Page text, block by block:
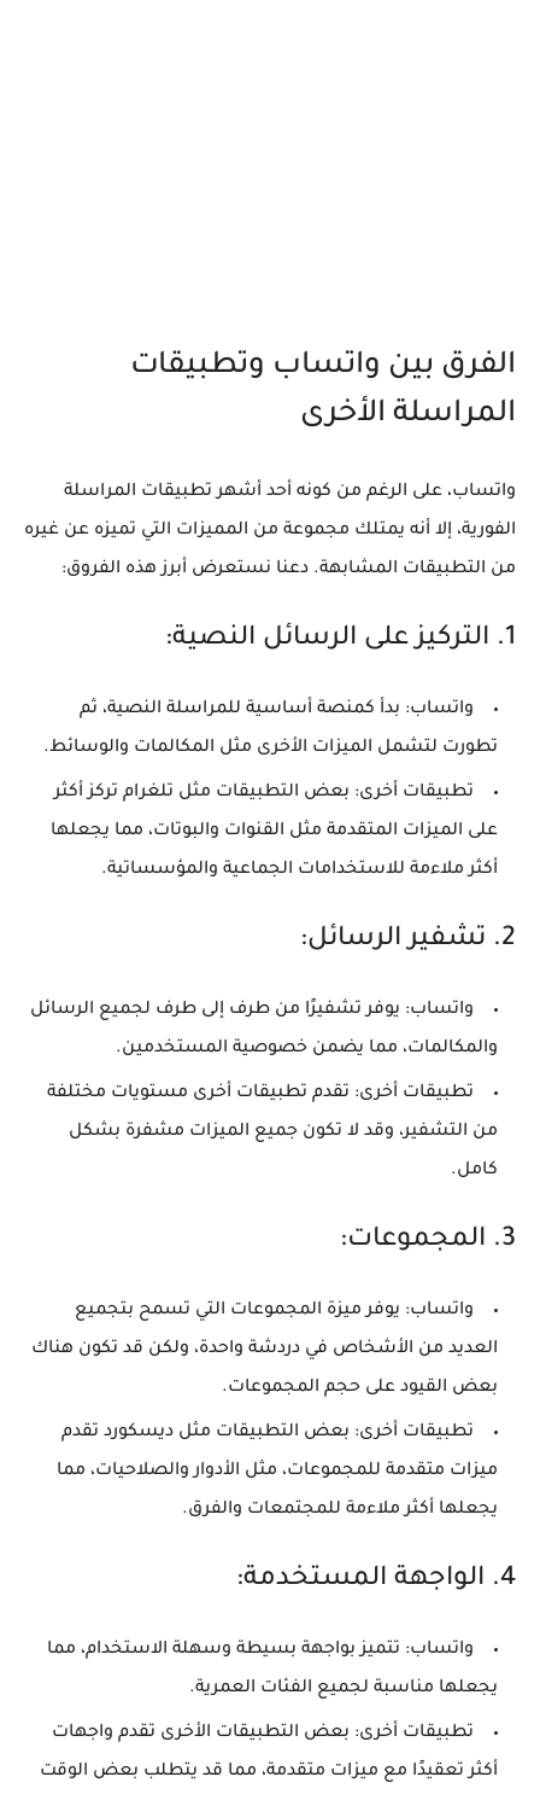
الفرق بين واتساب وتطبيقات
المراسلة الأخرى
واتساب، على الرغم من كونه أحد أشهر تطبيقات المراسلة
الفورية، إلا أنه يمتلك مجموعة من المميزات التي تميزه عن غيره
من التطبيقات المشابهة. دعنا نستعرض أبرز هذه الفروق:
1. التركيز على الرسائل النصية:
واتساب: بدأ كمنصة أساسية للمراسلة النصية، ثم
تطورت لتشمل الميزات الأخرى مثل المكالمات والوسائط.
تطبيقات أخرى: بعض التطبيقات مثل تلغرام تركز أكثر
على الميزات المتقدمة مثل القنوات والبوتات، مما يجعلها
أكثر ملاءمة للاستخدامات الجماعية والمؤسساتية.
2. تشفير الرسائل:
واتساب: يوفر تشفيرًا من طرف إلى طرف لجميع الرسائل
والمكالمات، مما يضمن خصوصية المستخدمين.
تطبيقات أخرى: تقدم تطبيقات أخرى مستويات مختلفة
من التشفير، وقد لا تكون جميع الميزات مشفرة بشكل
كامل.
3. المجموعات:
واتساب: يوفر ميزة المجموعات التي تسمح بتجميع
العديد من الأشخاص في دردشة واحدة، ولكن قد تكون هناك
بعض القيود على حجم المجموعات.
تطبيقات أخرى: بعض التطبيقات مثل ديسكورد تقدم
ميزات متقدمة للمجموعات، مثل الأدوار والصلاحيات، مما
يجعلها أكثر ملاءمة للمجتمعات والفرق.
4. الواجهة المستخدمة:
واتساب: تتميز بواجهة بسيطة وسهلة الاستخدام، مما
يجعلها مناسبة لجميع الفئات العمرية.
تطبيقات أخرى: بعض التطبيقات الأخرى تقدم واجهات
أكثر تعقيدًا مع ميزات متقدمة، مما قد يتطلب بعض الوقت